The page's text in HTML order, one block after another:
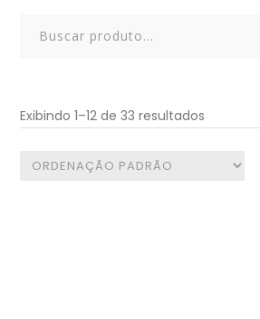
Exibindo 1–12 de 33 resultados